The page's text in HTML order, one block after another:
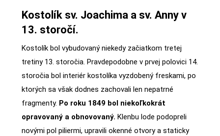
Kostolík sv. Joachima a sv. Anny v
13. storočí.
Kostolík bol vybudovaný niekedy začiatkom tretej
tretiny 13. storočia. Pravdepodobne v prvej polovici 14.
storočia bol interiér kostolíka vyzdobený freskami, po
ktorých sa však dodnes zachovali len nepatrné
fragmenty. Po roku 1849 bol niekoľkokrát
opravovaný a obnovovaný. Klenbu lode podopreli
novými pol piliermi, upravili okenné otvory a staticky